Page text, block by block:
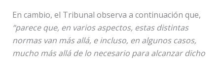
En cambio, el Tribunal observa a continuación que,
“parece que, en varios aspectos, estas distintas
normas van más allá, e incluso, en algunos casos,
mucho más allá de lo necesario para alcanzar dicho